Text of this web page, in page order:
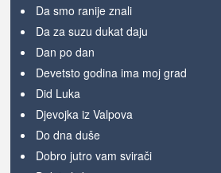
Da smo ranije znali
Da za suzu dukat daju
Dan po dan
Devetsto godina ima moj grad
Did Luka
Djevojka iz Valpova
Do dna duše
Dobro jutro vam svirači